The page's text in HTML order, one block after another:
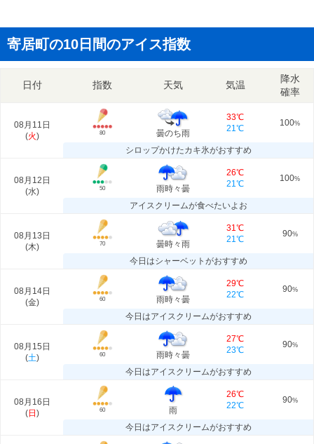
寄居町の10日間のアイス指数
日付 指数 天気 気温
降水
確率
08月11日
(火) 80 曇のち雨
33℃
21℃
100%
シロップかけたカキ氷がおすすめ
08月12日
(水) 50 雨時々曇
26℃
21℃
100%
アイスクリームが食べたいよお
08月13日
(木) 70 曇時々雨
31℃
21℃
90%
今日はシャーベットがおすすめ
08月14日
(金) 60 雨時々曇
29℃
22℃
90%
今日はアイスクリームがおすすめ
08月15日
(土) 60 雨時々曇
27℃
23℃
90%
今日はアイスクリームがおすすめ
08月16日
(日 ) 60 雨
26℃
22℃
90%
今日はアイスクリームがおすすめ